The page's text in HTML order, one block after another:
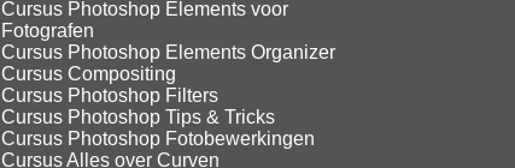
Cursus Photoshop Elements voor
Fotografen
Cursus Photoshop Elements Organizer
Cursus Compositing
Cursus Photoshop Filters
Cursus Photoshop Tips & Tricks
Cursus Photoshop Fotobewerkingen
Cursus Alles over Curven